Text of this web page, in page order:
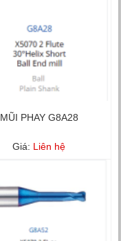
MŨI PHAY G8A28
Giá: Liên hệ